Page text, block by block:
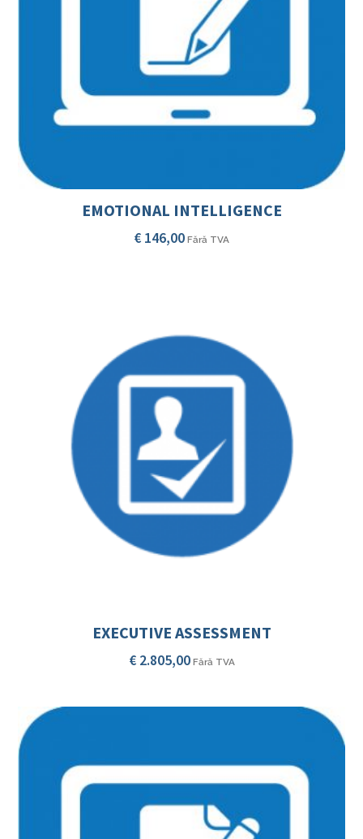
EMOTIONAL INTELLIGENCE
€ 146,00 Fără TVA
EXECUTIVE ASSESSMENT
€2.805,00 Fără TVA